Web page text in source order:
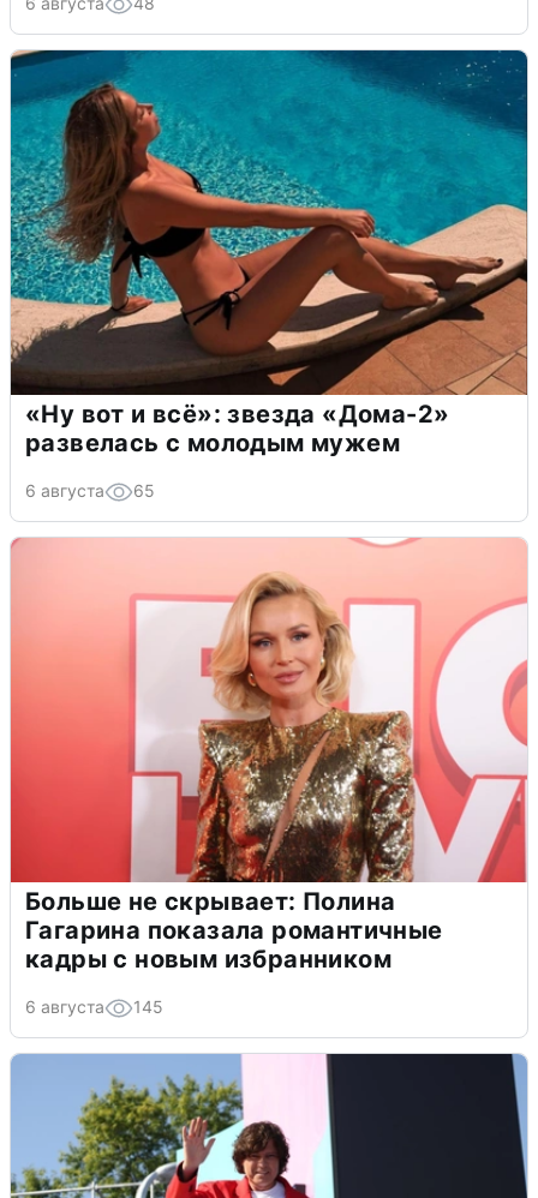
«Ну вот и всё»: звезда «Дома-2»
развелась с молодым мужем
6 августа 65
Больше не скрывает: Полина
Гагарина показала романтичные
кадры с новым избранником
6 августа 145